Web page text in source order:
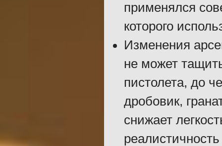
применялся
которого
Изменения
не может
пистолета, до
дробовик,
снижает